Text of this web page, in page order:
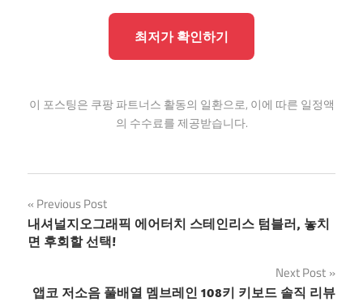
최저가 확인하기
이 포스팅은 쿠팡 파트너스 활동의 일환으로, 이에 따른 일정액
의 수수료를 제공받습니다.
글
탐
Previous Post
내셔널지오그래픽 에어터치 스테인리스 텀블러, 놓치
면 후회할 선택!
Next Post
앱코 저소음 풀배열 멤브레인 108키 키보드 솔직 리뷰